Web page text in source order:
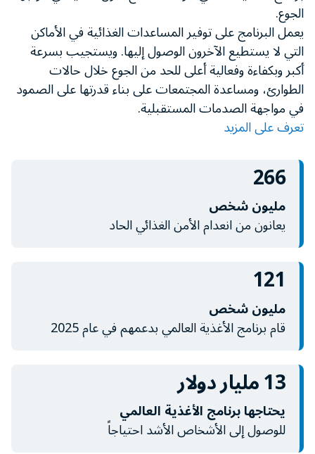
seconds
الجوع.
يعمل البرنامج على توفير المساعدات الغذائية في الأماكن
التي لا يستطيع الآخرون الوصول إليها. ويستجيب بسرعة
أكبر وبكفاءة وفعالية أعلى للحد من الجوع خلال حالات
الطوارئ، ومساعدة المجتمعات على بناء قدرتها على الصمود
في مواجهة الصدمات المستقبلية.
تعرف على المزيد
266
مليون شخص
يعانون من انعدام الأمن الغذائي الحاد
121
مليون شخص
قام برنامج الأغذية العالمي بدعمهم في عام 2025
13 مليار دولار
يحتاجها برنامج الأغذية العالمي
للوصول إلى الأشخاص الأشد احتياجاً